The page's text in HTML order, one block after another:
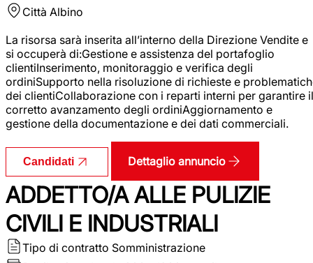
Città Albino
La risorsa sarà inserita all’interno della Direzione Vendite e
si occuperà di:Gestione e assistenza del portafoglio
clientiInserimento, monitoraggio e verifica degli
ordiniSupporto nella risoluzione di richieste e
dei clientiCollaborazione con i reparti interni per garantire il
corretto avanzamento degli ordiniAggiornamento e
gestione della documentazione e dei dati commerciali.
Candidati Dettaglio annuncio
ADDETTO/A ALLE PULIZIE
CIVILI E INDUSTRIALI
Tipo di contratto Somministrazione